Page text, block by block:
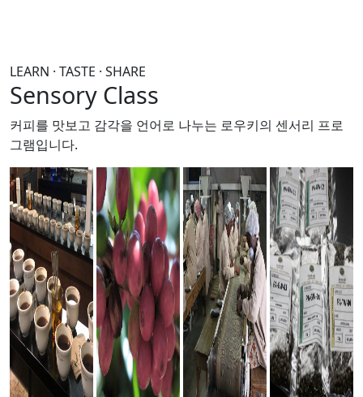
LEARN · TASTE · SHARE
Sensory Class
커피를 맛보고 감각을 언어로 나누는 로우키의 센서리 프로
그램입니다.